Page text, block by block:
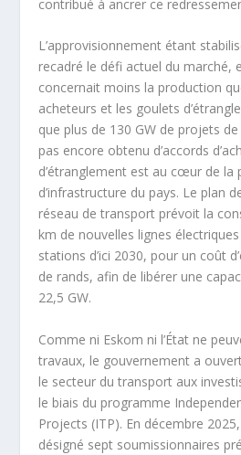
contribué à ancrer ce
L’approvisionnement étant
recadré le défi actuel du marché,
concernait moins la production
acheteurs et les goulets
que plus de 130 GW de projets
pas encore obtenu d’accords
d’étranglement est au cœur de la
d’infrastructure du pays. Le plan
réseau de transport prévoit la
km de nouvelles lignes
stations d’ici 2030, pour un coût
de rands, afin de libérer une
22,5 GW.
Comme ni Eskom ni l’État ne
travaux, le gouvernement a
le secteur du transport aux
le biais du programme
Projects (ITP). En décembre
désigné sept soumissionnaires